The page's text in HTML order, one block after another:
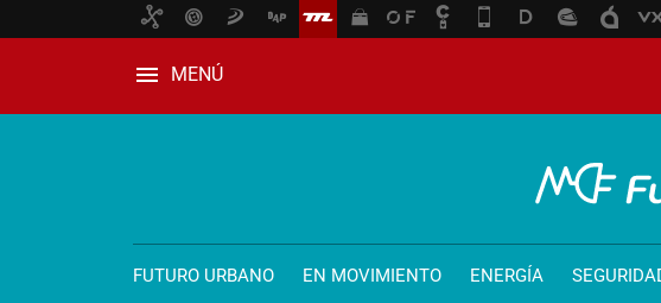
MENÚ
FUTURO URBANO EN MOVIMIENTO ENERGÍA